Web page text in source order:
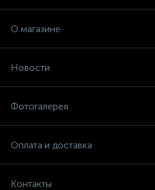
О магазине
Новости
Фотогалерея
Оплата и доставка
Контакты